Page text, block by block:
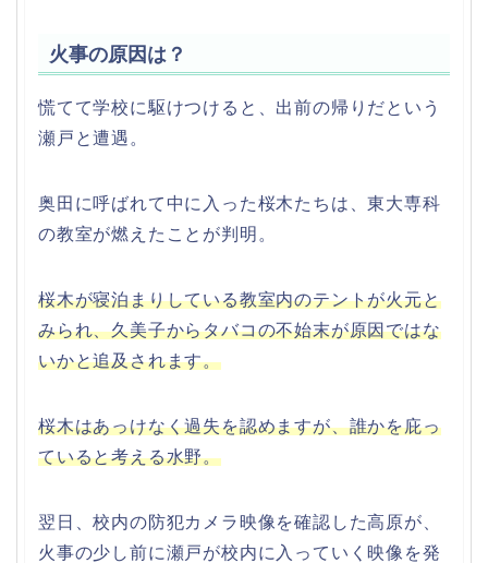
火事の原因は？
慌てて学校に駆けつけると、出前の帰りだという
瀬戸と遭遇。
奥田に呼ばれて中に入った桜木たちは、東大専科
の教室が燃えたことが判明。
桜木が寝泊まりしている教室内のテントが火元と
みられ、久美子からタバコの不始末が原因ではな
いかと追及されます。
桜木はあっけなく過失を認めますが、誰かを庇っ
ていると考える水野。
翌日、校内の防犯カメラ映像を確認した高原が、
火事の少し前に瀬戸が校内に入っていく映像を発